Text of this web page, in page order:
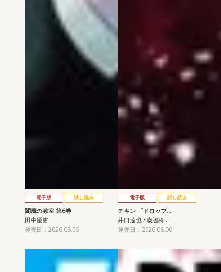
電子版 試し読み
閻魔の教室 第6巻
田中優吏
発売日：2026.08.06
電子版 試し読み
チキン 「ドロップ…
井口達也 / 歳脇将…
発売日：2026.08.06